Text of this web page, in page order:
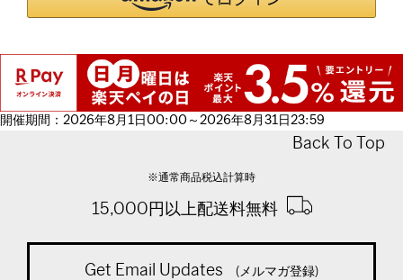
開催期間：2026年8月1日00:00～2026年8月31日23:59
Back To Top
※通常商品税込計算時
15,000円以上配送料無料
Get Email Updates (メルマガ登録)